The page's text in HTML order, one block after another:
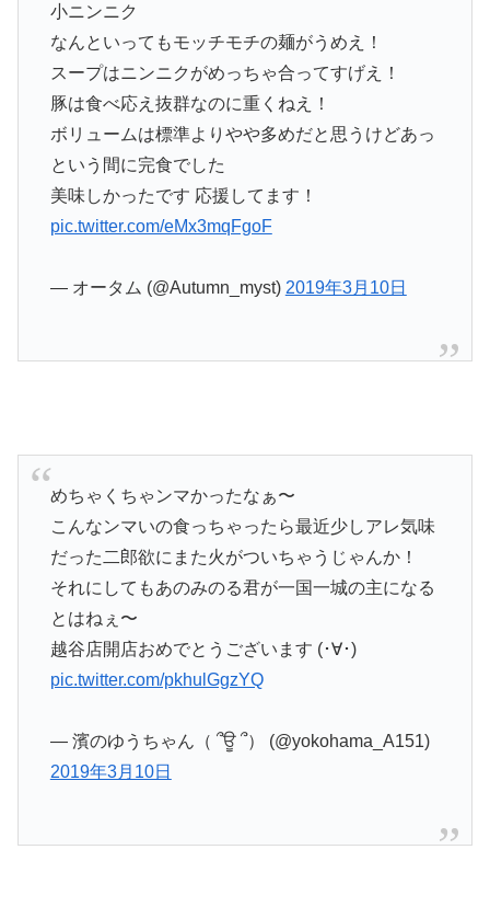
小ニンニク
なんといってもモッチモチの麺がうめえ！
スープはニンニクがめっちゃ合ってすげえ！
豚は食べ応え抜群なのに重くねえ！
ボリュームは標準よりやや多めだと思うけどあっ
という間に完食でした
美味しかったです 応援してます！
pic.twitter.com/eMx3mqFgoF
— オータム (@Autumn_myst) 2019年3月10日
めちゃくちゃンマかったなぁ〜
こんなンマいの食っちゃったら最近少しアレ気味
だった二郎欲にまた火がついちゃうじゃんか！
それにしてもあのみのる君が一国一城の主になる
とはねぇ〜
越谷店開店おめでとうございます (･∀︎･)
pic.twitter.com/pkhulGgzYQ
— 濱のゆうちゃん（ ՞ਊ ՞） (@yokohama_A151)
2019年3月10日